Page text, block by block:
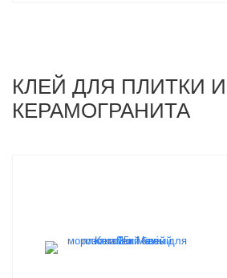
КЛЕЙ ДЛЯ ПЛИТКИ И
КЕРАМОГРАНИТА